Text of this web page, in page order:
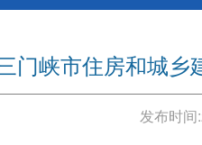
门峡市住房和城乡
发布时间: